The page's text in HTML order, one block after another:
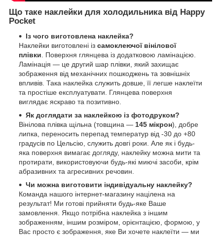
Що таке наклейки для холодильника від Happy
Pocket
Із чого виготовлена наклейка?
Наклейки виготовлені із самоклеючої вінілової
плівки . Поверхня глянцева із додатковою ламінацією.
Ламінація — це другий шар плівки, який захищає
зображення від механічних пошкоджень та зовнішніх
впливів. Така наклейка служить довше, її легше наклеїти
та простіше експлуатувати. Глянцева поверхня
виглядає яскраво та позитивно.
Як доглядати за наклейкою із фотодруком?
Вінілова плівка щільна (товщина — 145 мікрон), добре
липка, переносить перепад температур від -30 до +80
градусів по Цельсію, служить довгі роки. Але як і будь-
яка поверхня вимагає догляду, наклейку можна мити та
протирати, використовуючи будь-які миючі засоби, крім
абразивних та агресивних речовин.
Чи можна виготовити індивідуальну наклейку?
Команда нашого інтернет-магазину націлена на
результат! Ми готові прийняти будь-яке Ваше
замовлення. Якщо потрібна наклейка з іншим
зображенням, іншим розміром, орієнтацією, формою, у
Вас просто є зображення, яке Ви хочете наклеїти — ми